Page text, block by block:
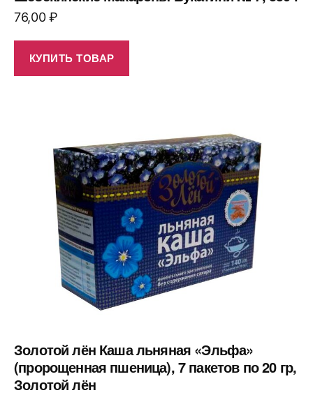
76,00₽
КУПИТЬ ТОВАР
Золотой лён Каша льняная «Эльфа»
(пророщенная пшеница), 7 пакетов по 20 гр,
Золотой лён